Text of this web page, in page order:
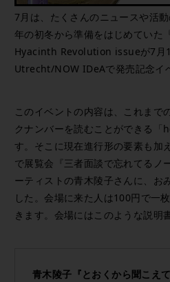
7月は、たくさんのニュースや活
年の初冬から準備をはじめてい
Hyacinth Revolution issueが7月
Utrecht/NOW IDeAで発売記念イ
このイベントの内容は、これまで
クナンバーを読むことができる
す。そこに現在進行形の要素も加
で展覧会『三者面談で忘れてるノ
ーティストの青木陵子さんに、お
した。会場に来た人は100円で一
きます。会場にはこのような説明
青木陵子『とおくから聞こえ